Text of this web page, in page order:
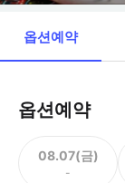
옵션예약
옵션예약
08.07(금)
-